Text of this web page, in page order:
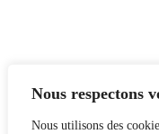
Nous respectons
Nous utilisons des